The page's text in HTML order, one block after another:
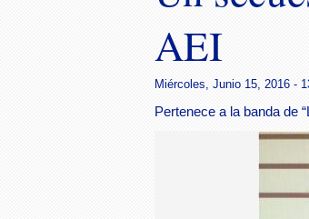
AEI
Miércoles, Junio 15, 2016 -
Pertenece a la banda de